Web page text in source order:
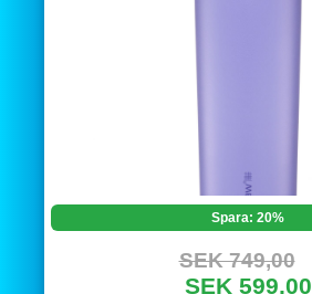
Spara: 20%
SEK 749,00
SEK 599,00